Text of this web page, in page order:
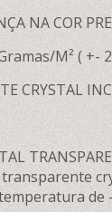
NA COR
M² ( +-
CRYSTAL
de -